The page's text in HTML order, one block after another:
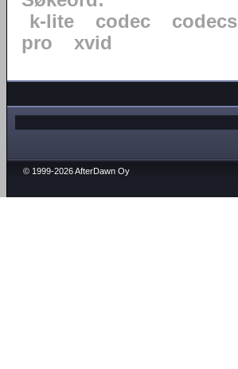
k-lite
codec codecs
pro
xvid
© 1999-2026 AfterDawn Oy